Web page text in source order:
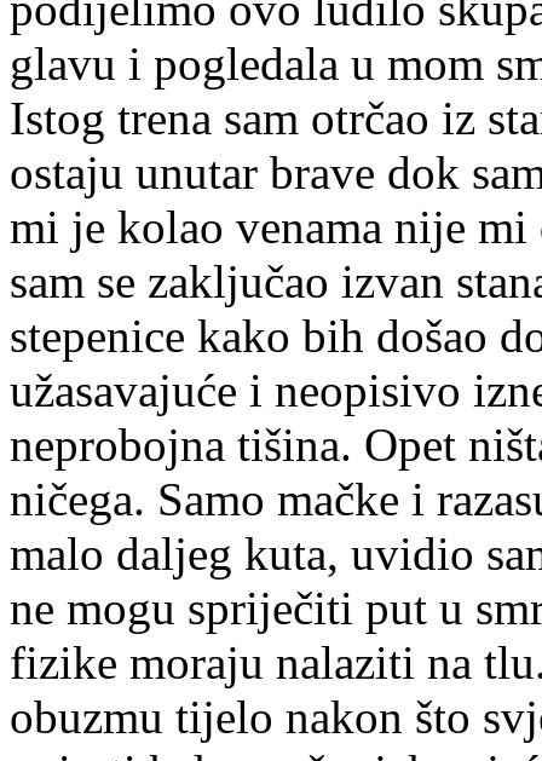
glavu i pogledala u mom
Istog trena sam otrčao iz
ostaju unutar brave dok
mi je kolao venama nije
sam se zaključao izvan
stepenice kako bih došao
užasavajuće i neopisivo
neprobojna tišina. Opet
ničega. Samo mačke i
malo daljeg kuta, uvidio
ne mogu spriječiti put u
fizike moraju nalaziti na
obuzmu tijelo nakon što